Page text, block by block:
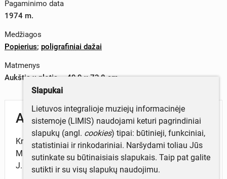
Pagaminimo data
1974 m.
Medžiagos
Popierius; poligrafiniai dažai
Matmenys
Aukštis x plotis – 49,9 x 73,8 cm
Aprašymas
Kretingos kultūros rūmų dramos kolektyvo spektaklis
M. Sluckio „Svetimos aistros“. 1974-10-25. Dailininkas
J. Šakinis.
Slapukai
Lietuvos integralioje muziejų informacinėje
sistemoje (LIMIS) naudojami keturi pagrindiniai
slapukų (angl. cookies) tipai: būtinieji, funkciniai,
statistiniai ir rinkodariniai. Naršydami toliau Jūs
sutinkate su būtinaisiais slapukais. Taip pat galite
sutikti ir su visų slapukų naudojimu.